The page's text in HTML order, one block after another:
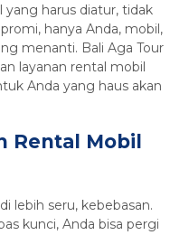
yang harus diatur, tidak
hanya Anda, mobil,
menanti. Bali Aga Tour
layanan rental mobil
Anda yang haus akan
Rental Mobil
lebih seru, kebebasan.
kunci, Anda bisa pergi